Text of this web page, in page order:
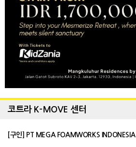
코트라 K-MOVE 센터
[구인] PT MEGA FOAMWORKS INDONESIA